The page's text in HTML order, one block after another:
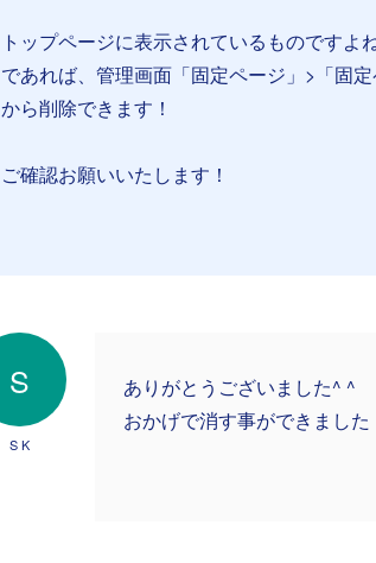
トップページに表示されているものですよ
であれば、管理画面「固定ページ」>「固
から削除できます！
ご確認お願いいたします！
S
S K
ありがとうございました^ ^
おかげで消す事ができました